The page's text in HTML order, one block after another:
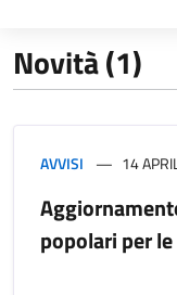
Novità (1)
AVVISI 14
popolari per